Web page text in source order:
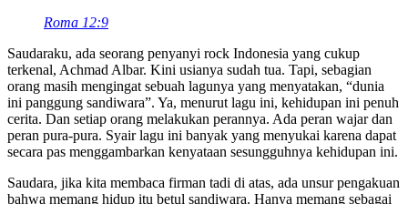
Roma 12:9
Saudaraku, ada seorang penyanyi rock Indonesia yang cukup
terkenal, Achmad Albar. Kini usianya sudah tua. Tapi, sebagian
orang masih mengingat sebuah lagunya yang menyatakan, “dunia
ini panggung sandiwara”. Ya, menurut lagu ini, kehidupan ini penuh
cerita. Dan setiap orang melakukan perannya. Ada peran wajar dan
peran pura-pura. Syair lagu ini banyak yang menyukai karena dapat
secara pas menggambarkan kenyataan sesungguhnya kehidupan ini.
Saudara, jika kita membaca firman tadi di atas, ada unsur pengakuan
bahwa memang hidup itu betul sandiwara. Hanya memang sebagai